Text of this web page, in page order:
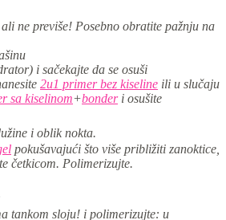
ne previše! Posebno obratite pažnju na
i sačekajte da se osuši
2u1 primer bez kiseline ili u slučaju
sa kiselinom+bonderi osušite
i oblik nokta.
pokušavajući što više približiti zanoktice,
četkicom. Polimerizujte.
tankom sloju! i polimerizujte: u